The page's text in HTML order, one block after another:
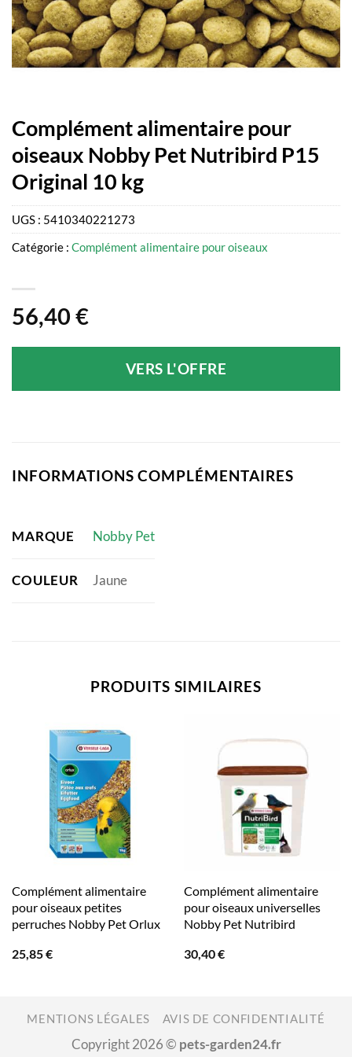
Complément alimentaire pour
oiseaux Nobby Pet Nutribird P15
Original 10 kg
56,40 €
VERS L'OFFRE
UGS : 5410340221273
Catégorie : Complément alimentaire pour oiseaux
INFORMATIONS COMPLÉMENTAIRES
MARQUE Nobby Pet
COULEUR Jaune
PRODUITS SIMILAIRES
Complément alimentaire
pour oiseaux petites
perruches Nobby Pet Orlux
25,85€
Complément alimentaire
pour oiseaux universelles
Nobby Pet Nutribird
30,40€
MENTIONS LÉGALES AVIS DE CONFIDENTIALITÉ
Copyright 2026 © pets-garden24.fr